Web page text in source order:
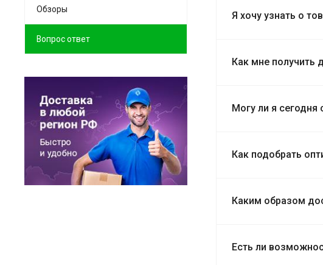
Я хочу узнать о
Как мне получить
Могу ли я сегодня
Как подобрать
Каким образом
Есть ли
Обзоры
Вопрос ответ